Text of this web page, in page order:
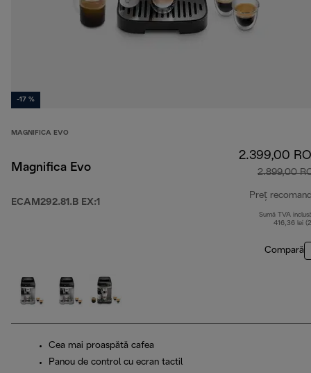
-17 %
MAGNIFICA EVO
Magnifica Evo
ECAM292.81.B EX:1
2.399,00
2.899,00
Preț
Sumă TVA
416,36 lei
Compară
Cea mai proaspătă cafea
Panou de control cu ecran tactil